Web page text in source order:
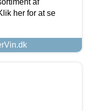
af
her for at se